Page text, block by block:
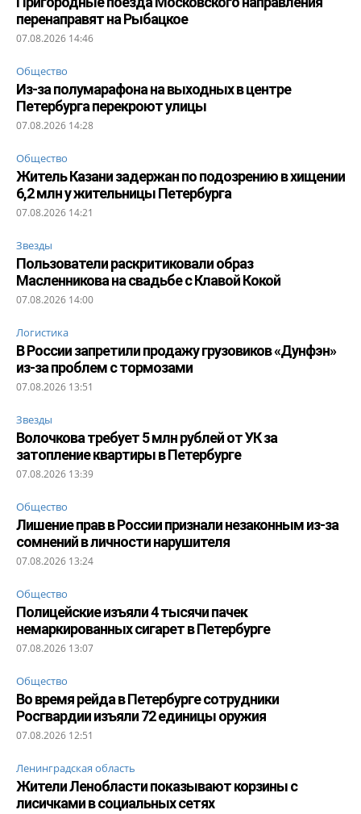
перенаправят на Рыбацкое
07.08.2026 14:46
Общество
Из-за полумарафона на выходных в центре
Петербурга перекроют улицы
07.08.2026 14:28
Общество
Житель Казани задержан по подозрению в хищении
6,2 млн у жительницы Петербурга
07.08.2026 14:21
Звезды
Пользователи раскритиковали образ
Масленникова на свадьбе с Клавой Кокой
07.08.2026 14:00
Логистика
В России запретили продажу грузовиков «Дунфэн»
из-за проблем с тормозами
07.08.2026 13:51
Звезды
Волочкова требует 5 млн рублей от УК за
затопление квартиры в Петербурге
07.08.2026 13:39
Общество
Лишение прав в России признали незаконным из-за
сомнений в личности нарушителя
07.08.2026 13:24
Общество
Полицейские изъяли 4 тысячи пачек
немаркированных сигарет в Петербурге
07.08.2026 13:07
Общество
Во время рейда в Петербурге сотрудники
Росгвардии изъяли 72 единицы оружия
07.08.2026 12:51
Ленинградская область
Жители Ленобласти показывают корзины с
лисичками в социальных сетях